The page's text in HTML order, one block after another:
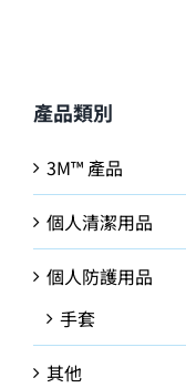
產品類別
3M™ 產品
個人清潔用品
個人防護用品
手套
其他